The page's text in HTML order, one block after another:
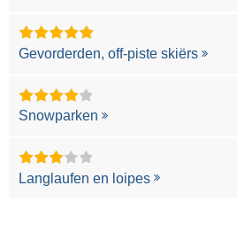
Gevorderden, off-piste skiërs
Snowparken
Langlaufen en loipes